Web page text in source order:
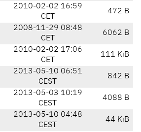
2010-02-02 16:59
CET
472 B
2008-11-29 08:48
CET
6062 B
2010-02-02 17:06
CET
111 KiB
2013-05-10 06:51
CEST
842 B
2013-05-03 10:19
CEST
4088 B
2013-05-10 04:48
CEST
44 KiB